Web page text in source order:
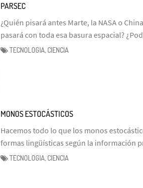
PARSEC
¿Quién pisará antes Marte, la NASA o
pasará con toda esa basura espacial?
TECNOLOGIA, CIENCIA
MONOS ESTOCÁSTICOS
Hacemos todo lo que los monos
formas lingüísticas según la información
TECNOLOGIA, CIENCIA